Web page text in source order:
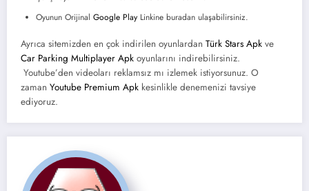
Oyunun Orijinal Google Play Linkine buradan ulaşabilirsiniz.
Ayrıca sitemizden en çok indirilen oyunlardan Türk Stars Apk ve
Car Parking Multiplayer Apk oyunlarını indirebilirsiniz.
Youtube’den videoları reklamsız mı izlemek istiyorsunuz. O
zaman Youtube Premium Apk kesinlikle denemenizi tavsiye
ediyoruz.